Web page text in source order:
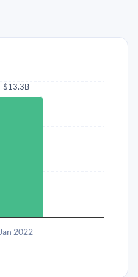
$13.3B
Jan 2022